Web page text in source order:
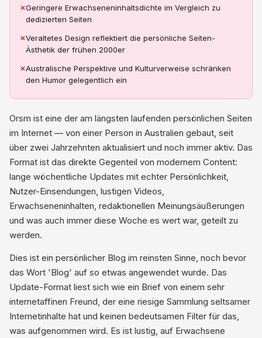
✗Geringere Erwachseneninhaltsdichte im Vergleich zu
dedizierten Seiten
✗Veraltetes Design reflektiert die persönliche Seiten-
Ästhetik der frühen 2000er
✗Australische Perspektive und Kulturverweise schränken
den Humor gelegentlich ein
Orsm ist eine der am längsten laufenden persönlichen Seiten
im Internet — von einer Person in Australien gebaut, seit
über zwei Jahrzehnten aktualisiert und noch immer aktiv. Das
Format ist das direkte Gegenteil von modernem Content:
lange wöchentliche Updates mit echter Persönlichkeit,
Nutzer-Einsendungen, lustigen Videos,
Erwachseneninhalten, redaktionellen Meinungsäußerungen
und was auch immer diese Woche es wert war, geteilt zu
werden.
Dies ist ein persönlicher Blog im reinsten Sinne, noch bevor
das Wort 'Blog' auf so etwas angewendet wurde. Das
Update-Format liest sich wie ein Brief von einem sehr
internetaffinen Freund, der eine riesige Sammlung seltsamer
Internetinhalte hat und keinen bedeutsamen Filter für das,
was aufgenommen wird. Es ist lustig, auf Erwachsene